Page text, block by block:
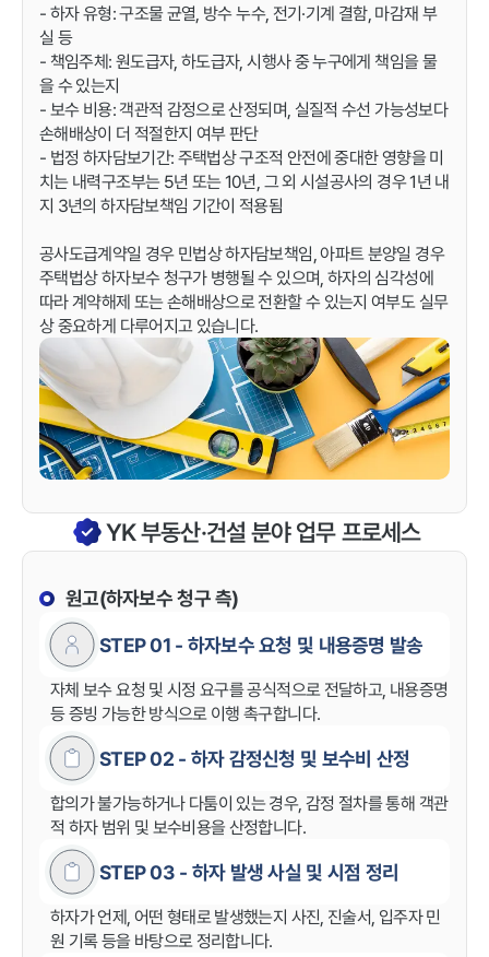
- 하자 유형: 구조물 균열, 방수 누수, 전기·기계 결함, 마감재 부
실 등
- 책임주체: 원도급자, 하도급자, 시행사 중 누구에게 책임을 물
을 수 있는지
- 보수 비용: 객관적 감정으로 산정되며, 실질적 수선 가능성보다
손해배상이 더 적절한지 여부 판단
- 법정 하자담보기간: 주택법상 구조적 안전에 중대한 영향을 미
치는 내력구조부는 5년 또는 10년, 그 외 시설공사의 경우 1년 내
지 3년의 하자담보책임 기간이 적용됨
공사도급계약일 경우 민법상 하자담보책임, 아파트 분양일 경우
주택법상 하자보수 청구가 병행될 수 있으며, 하자의 심각성에
따라 계약해제 또는 손해배상으로 전환할 수 있는지 여부도 실무
상 중요하게 다루어지고 있습니다.
관련 이미지
YK 부동산·건설 분야 업무 프로세스
원고(하자보수 청구 측)
STEP 01 - 하자보수 요청 및 내용증명 발송
자체 보수 요청 및 시정 요구를 공식적으로 전달하고, 내용증명
등 증빙 가능한 방식으로 이행 촉구합니다.
STEP 02 - 하자 감정신청 및 보수비 산정
합의가 불가능하거나 다툼이 있는 경우, 감정 절차를 통해 객관
적 하자 범위 및 보수비용을 산정합니다.
STEP 03 - 하자 발생 사실 및 시점 정리
하자가 언제, 어떤 형태로 발생했는지 사진, 진술서, 입주자 민
원 기록 등을 바탕으로 정리합니다.